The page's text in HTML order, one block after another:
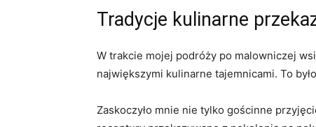
Tradycje ⁣kulinarne​
W trakcie ‌mojej ⁤podróży po⁣ malowniczej
⁣największymi kulinarne tajemnicami. To
Zaskoczyło ‌mnie nie ⁢tylko ⁢gościnne